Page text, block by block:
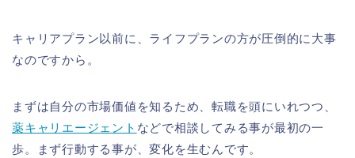
キャリアプラン以前に、ライフプランの方が圧倒的に大事
なのですから。
まずは自分の市場価値を知るため、転職を頭にいれつつ、
薬キャリエージェント などで相談してみる事が最初の一
歩。まず行動する事が、変化を生むんです。